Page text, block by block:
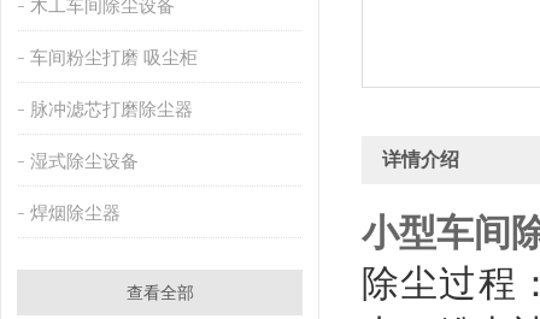
木工车间除尘设备
车间粉尘打磨 吸尘柜
脉冲滤芯打磨除尘器
湿式除尘设备
焊烟除尘器
查看全部
详情介绍
小型车间
除尘过程